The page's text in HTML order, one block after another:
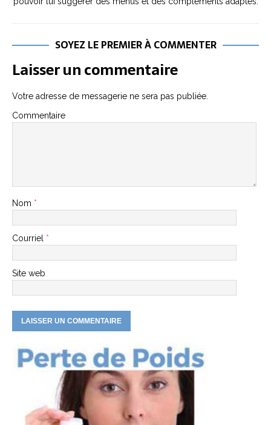
SOYEZ LE PREMIER À COMMENTER
Laisser un commentaire
Votre adresse de messagerie ne sera pas publiée.
Commentaire
Nom *
Courriel *
Site web